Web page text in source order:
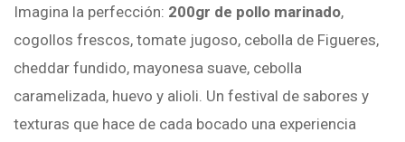
Imagina la perfección: 200gr de pollo marinado,
cogollos frescos, tomate jugoso, cebolla de Figueres,
cheddar fundido, mayonesa suave, cebolla
caramelizada, huevo y alioli. Un festival de sabores y
texturas que hace de cada bocado una experiencia